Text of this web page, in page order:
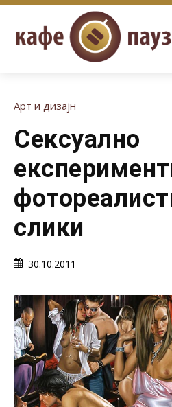
Арт и дизајн
Сексуално
слики
30.10.2011